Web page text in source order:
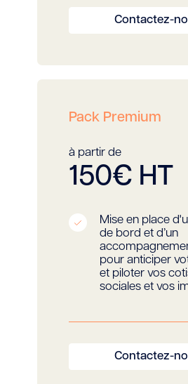
Contactez-
Pack Premium
à partir de
150€ HT
Mise en place
de bord et d’un
pour anticiper
et piloter vos
sociales et vos
Contactez-